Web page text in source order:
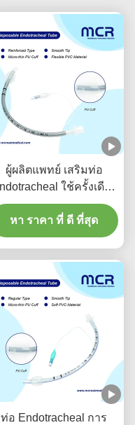
ผู้ผลิตแพทย์ เสริมท่อ
ใช้ครั้งเดียว
ไม่มี DEHP
หา ราคา ที่ ดี ที่สุด
ท่อ Endotracheal การ